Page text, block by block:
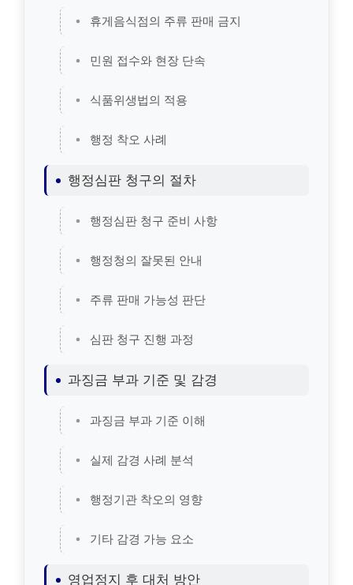
휴게음식점의 주류 판매 금지
민원 접수와 현장 단속
식품위생법의 적용
행정 착오 사례
행정심판 청구의 절차
행정심판 청구 준비 사항
행정청의 잘못된 안내
주류 판매 가능성 판단
심판 청구 진행 과정
과징금 부과 기준 및 감경
과징금 부과 기준 이해
실제 감경 사례 분석
행정기관 착오의 영향
기타 감경 가능 요소
영업정지 후 대처 방안